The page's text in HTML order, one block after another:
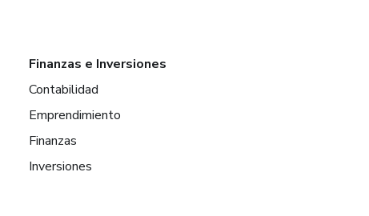
Finanzas e Inversiones
Contabilidad
Emprendimiento
Finanzas
Inversiones